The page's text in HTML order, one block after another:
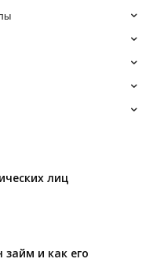
лиц
и как его